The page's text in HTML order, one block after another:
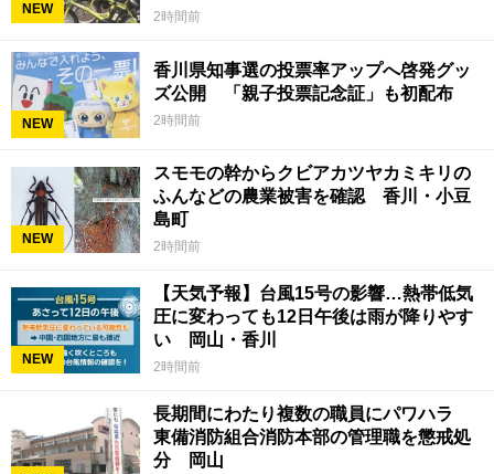
NEW 2時間前
NEW
香川県知事選の投票率アップへ啓発グッ
ズ公開 「親子投票記念証」も初配布
2時間前
NEW
スモモの幹からクビアカツヤカミキリの
ふんなどの農業被害を確認 香川・小豆
島町
2時間前
NEW
【天気予報】台風15号の影響…熱帯低気
圧に変わっても12日午後は雨が降りやす
い 岡山・香川
2時間前
長期間にわたり複数の職員にパワハラ
東備消防組合消防本部の管理職を懲戒処
分 岡山